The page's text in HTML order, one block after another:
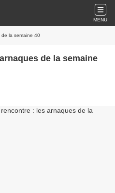
MENU
la semaine 40
de la semaine